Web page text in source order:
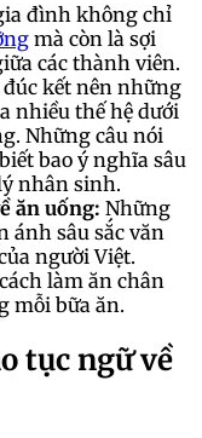
đình không chỉ
mà còn là sợi
các thành viên.
đúc kết nên những
nhiều thế hệ dưới
Những câu nói
bao ý nghĩa sâu
nhân sinh.
ăn uống: Những
ánh sâu sắc văn
người Việt.
làm ăn chân
mỗi bữa ăn.
tục ngữ về